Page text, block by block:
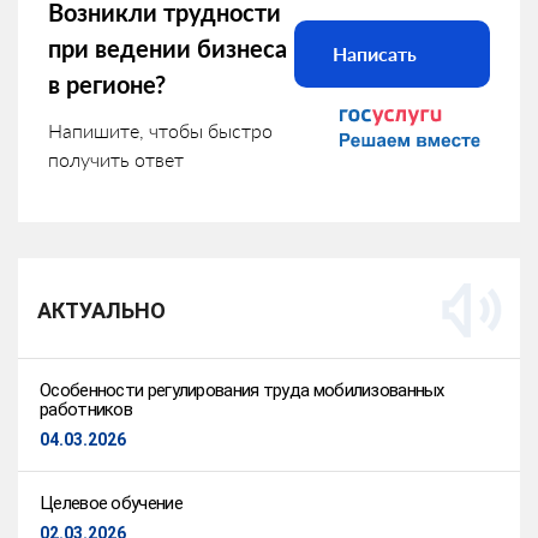
Возникли трудности
при ведении бизнеса
в регионе?
Напишите, чтобы быстро
получить ответ
Написать
АКТУАЛЬНО
Особенности регулирования труда мобилизованных
работников
04.03.2026
Целевое обучение
02.03.2026